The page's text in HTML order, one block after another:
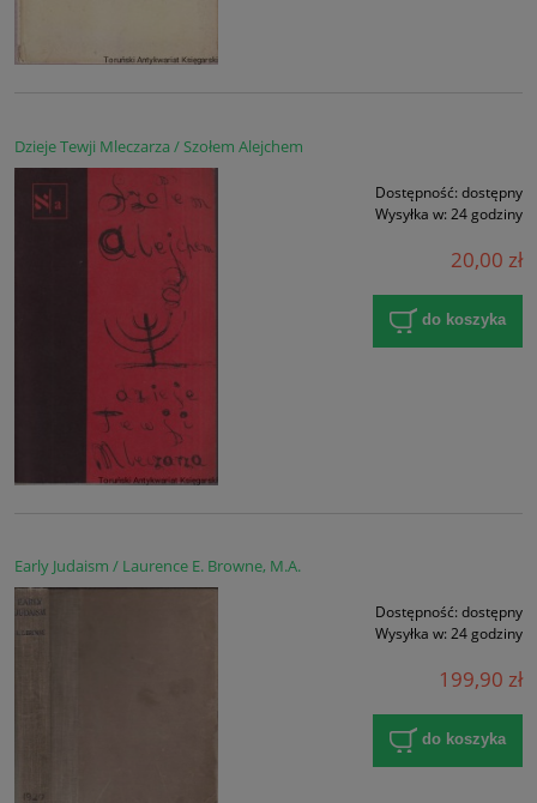
Dzieje Tewji Mleczarza / Szołem Alejchem
Dostępność: dostępny
Wysyłka w: 24 godziny
20,00 zł
do koszyka
Early Judaism / Laurence E. Browne, M.A.
Dostępność: dostępny
Wysyłka w: 24 godziny
199,90 zł
do koszyka